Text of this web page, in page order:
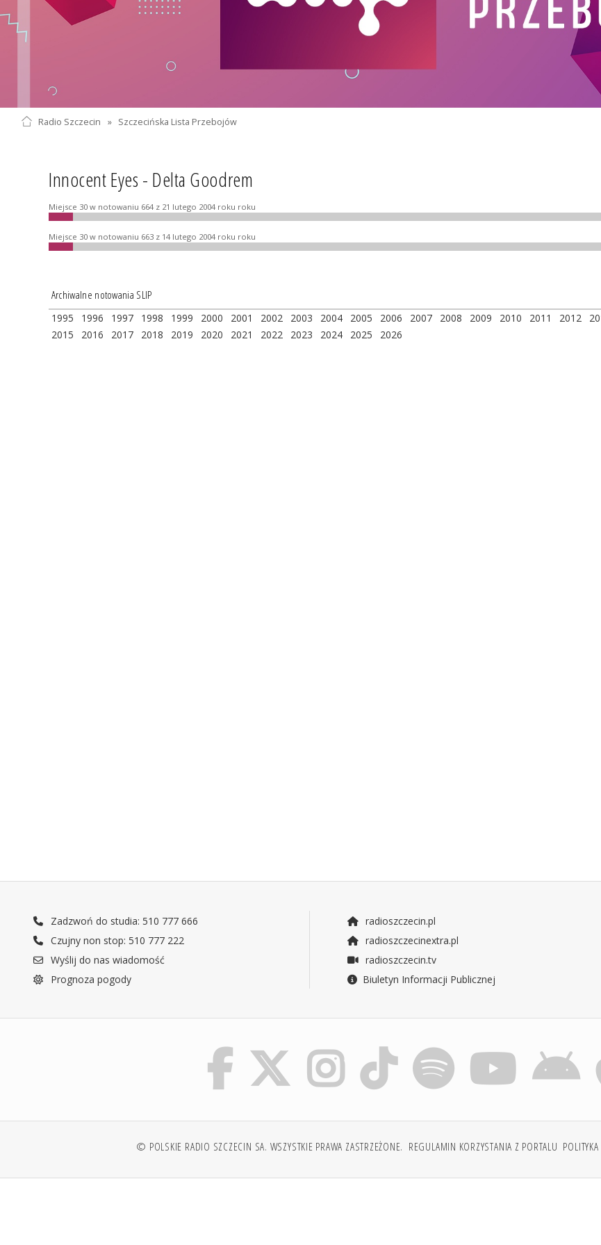
Radio Szczecin » Szczecińska Lista Przebojów
Innocent Eyes - Delta Goodrem
Miejsce 30 w notowaniu 664 z 21 lutego 2004 roku roku
Miejsce 30 w notowaniu 663 z 14 lutego 2004 roku roku
Archiwalne notowania SLIP
1995 1996 1997 1998 1999 2000 2001 2002 2003 2004 2005 2006 2007 2008 2009 2010 2011 2012
2015
2016 2017 2018 2019 2020 2021 2022 2023 2024 2025 2026
Zadzwoń do studia: 510 777 666
Czujny non stop: 510 777 222
Wyślij do nas wiadomość
Prognoza pogody
radioszczecin.pl
radioszczecinextra.pl
radioszczecin.tv
Biuletyn Informacji Publicznej
© POLSKIE RADIO SZCZECIN SA. WSZYSTKIE PRAWA ZASTRZEŻONE. REGULAMIN KORZYSTANIA Z PORTALU